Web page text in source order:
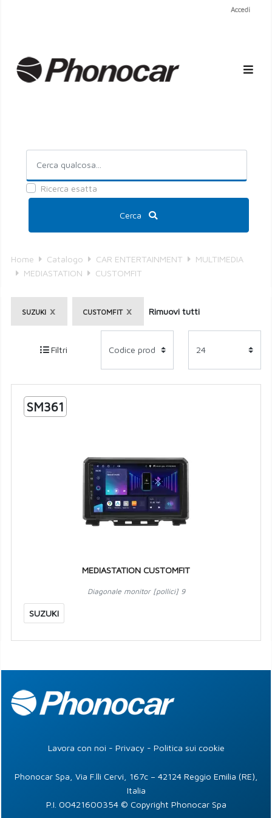
Accedi
Ricerca esatta
Cerca
Home Catalogo CAR ENTERTAINMENT
MULTIMEDIA
MEDIASTATION
CUSTOMFIT
SUZUKI × CUSTOMFIT × Rimuovi tutti
Filtri
SM361
MEDIASTATION CUSTOMFIT
Diagonale monitor [pollici] 9
SUZUKI
Lavora con noi - Privacy - Politica sui cookie
Phonocar Spa, Via F.lli Cervi, 167c – 42124 Reggio Emilia (RE),
Italia
P.I. 00421600354 © Copyright Phonocar Spa